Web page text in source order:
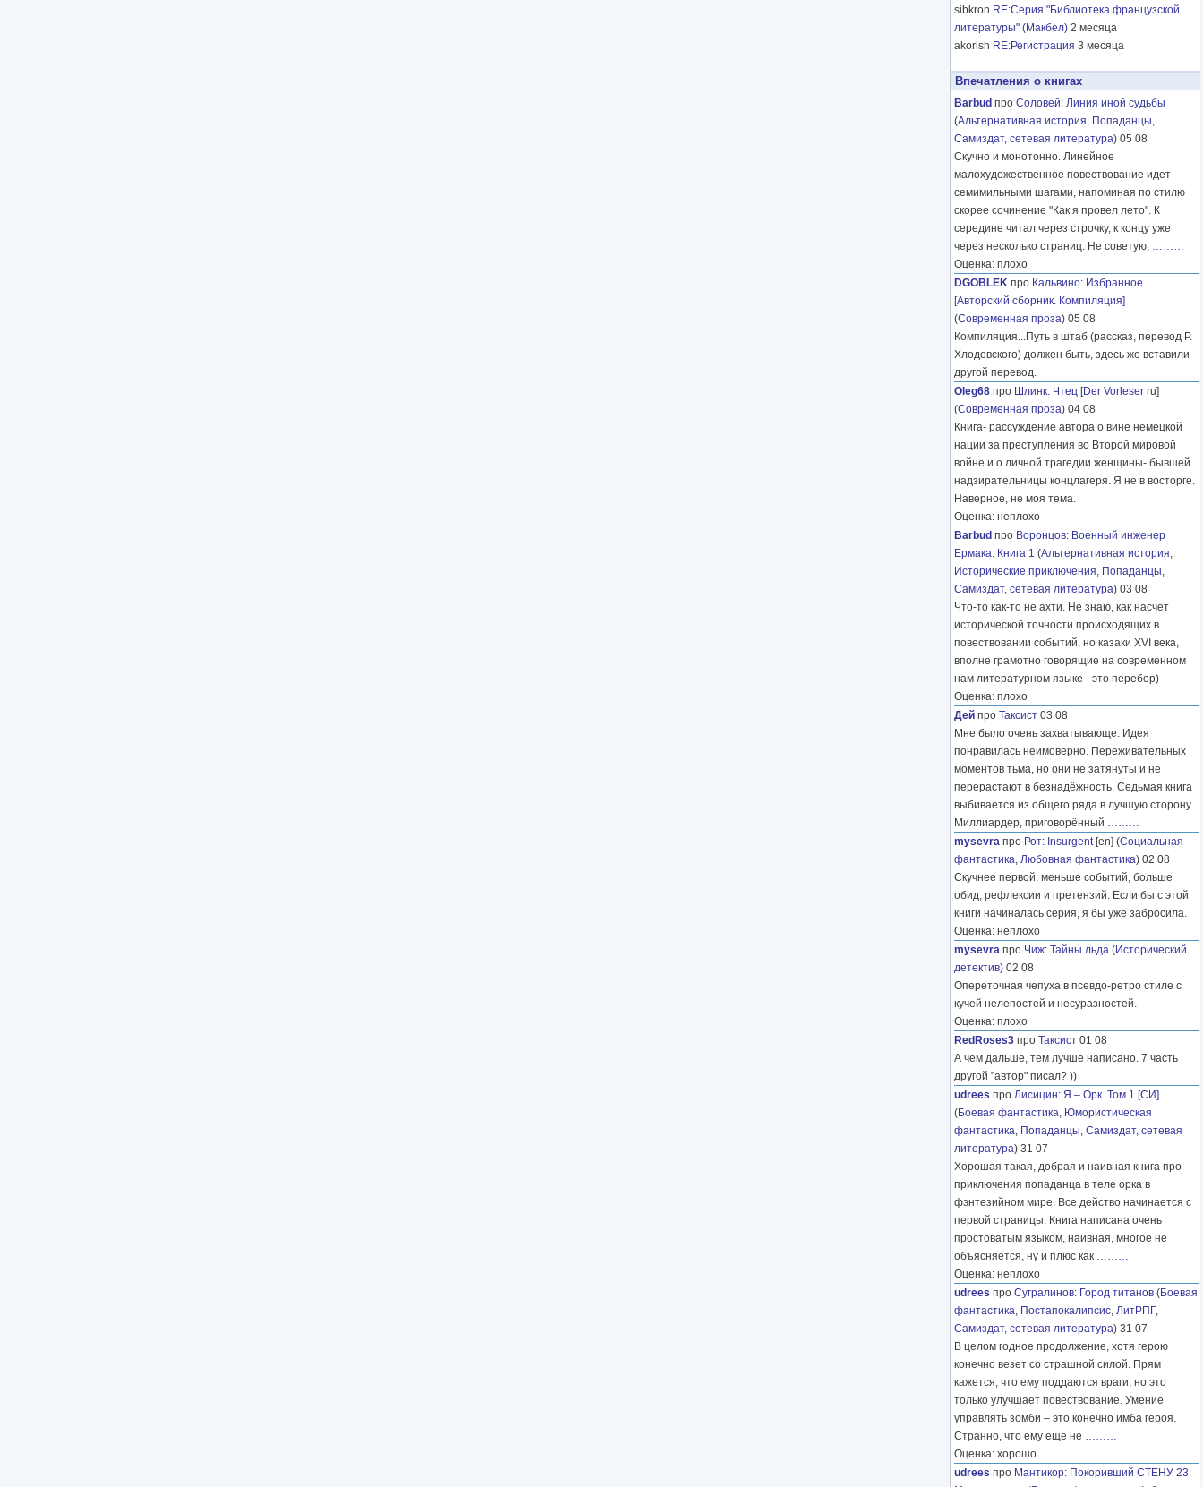
sibkron RE:Серия "Библиотека французской
литературы" (Макбел) 2 месяца
akorish RE:Регистрация 3 месяца
Впечатления о книгах
Barbud про Соловей: Линия иной судьбы
(Альтернативная история, Попаданцы,
Самиздат, сетевая литература) 05 08
Скучно и монотонно. Линейное
малохудожественное повествование идет
семимильными шагами, напоминая по стилю
скорее сочинение "Как я провел лето". К
середине читал через строчку, к концу уже
через несколько страниц. Не советую, ………
Оценка: плохо
DGOBLEK про Кальвино: Избранное
[Авторский сборник. Компиляция]
(Современная проза) 05 08
Компиляция...Путь в штаб (рассказ, перевод Р.
Хлодовского) должен быть, здесь же вставили
другой перевод.
Oleg68 про Шлинк: Чтец [Der Vorleser ru]
(Современная проза) 04 08
Книга- рассуждение автора о вине немецкой
нации за преступления во Второй мировой
войне и о личной трагедии женщины- бывшей
надзирательницы концлагеря. Я не в восторге.
Наверное, не моя тема.
Оценка: неплохо
Barbud про Воронцов: Военный инженер
Ермака. Книга 1 (Альтернативная история,
Исторические приключения, Попаданцы,
Самиздат, сетевая литература) 03 08
Что-то как-то не ахти. Не знаю, как насчет
исторической точности происходящих в
повествовании событий, но казаки XVI века,
вполне грамотно говорящие на современном
нам литературном языке - это перебор)
Оценка: плохо
Дей про Таксист 03 08
Мне было очень захватывающе. Идея
понравилась неимоверно. Переживательных
моментов тьма, но они не затянуты и не
перерастают в безнадёжность. Седьмая книга
выбивается из общего ряда в лучшую сторону.
Миллиардер, приговорённый ………
mysevra про Рот: Insurgent[en] (Социальная
фантастика, Любовная фантастика) 02 08
Скучнее первой: меньше событий, больше
обид, рефлексии и претензий. Если бы с этой
книги начиналась серия, я бы уже забросила.
Оценка: неплохо
mysevra про Чиж: Тайны льда (Исторический
детектив) 02 08
Опереточная чепуха в псевдо-ретро стиле с
кучей нелепостей и несуразностей.
Оценка: плохо
RedRoses3 про Таксист 01 08
А чем дальше, тем лучше написано. 7 часть
другой "автор" писал? ))
udrees про Лисицин: Я – Орк. Том 1 [СИ]
(Боевая фантастика, Юмористическая
фантастика, Попаданцы, Самиздат, сетевая
литература) 31 07
Хорошая такая, добрая и наивная книга про
приключения попаданца в теле орка в
фэнтезийном мире. Все действо начинается с
первой страницы. Книга написана очень
простоватым языком, наивная, многое не
объясняется, ну и плюс как ………
Оценка: неплохо
udrees про Сугралинов: Город титанов (Боевая
фантастика, Постапокалипсис, ЛитРПГ,
Самиздат, сетевая литература) 31 07
В целом годное продолжение, хотя герою
конечно везет со страшной силой. Прям
кажется, что ему поддаются враги, но это
только улучшает повествование. Умение
управлять зомби – это конечно имба героя.
Странно, что ему еще не ………
Оценка: хорошо
udrees про Мантикор: Покоривший СТЕНУ 23: